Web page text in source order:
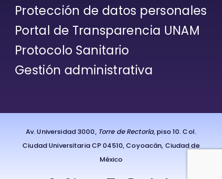
Protección de datos personales
Portal de Transparencia UNAM
Protocolo Sanitario
Gestión administrativa
Av. Universidad 3000, Torre de Rectoría, piso 10. Col.
Ciudad Universitaria CP 04510, Coyoacán, Ciudad de
México